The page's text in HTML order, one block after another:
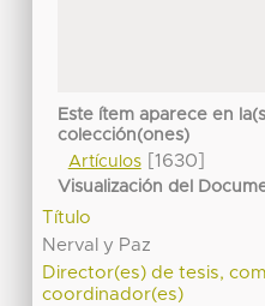
Este ítem aparece en
colección(ones)
Artículos[1630]
Visualización del
Título
Nerval y Paz
Director(es) de tesis,
coordinador(es)